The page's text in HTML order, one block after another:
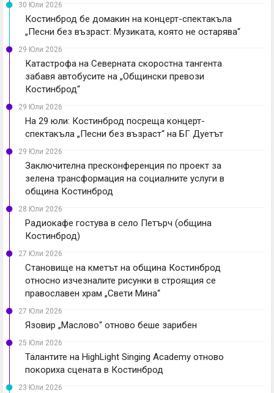
30 Юли 2026
Костинброд бе домакин на концерт-спектакъла
„Песни без възраст: Музиката, която не остарява“
29 Юли 2026
Катастрофа на Северната скоростна тангента
забавя автобусите на „Общински превози
Костинброд“
29 Юли 2026
На 29 юли: Костинброд посреща концерт-
спектакъла „Песни без възраст“ на БГ Дуетът
29 Юли 2026
Заключителна пресконференция по проект за
зелена трансформация на социалните услуги в
община Костинброд
28 Юли 2026
Радиокафе гостува в село Петърч (община
Костинброд)
27 Юли 2026
Становище на кметът на община Костинброд
относно изчезналите рисунки в строящия се
православен храм „Свети Мина“
27 Юли 2026
Язовир „Маслово“ отново беше зарибен
25 Юли 2026
Талантите на HighLight Singing Academy отново
покориха сцената в Костинброд
23 Юли 2026